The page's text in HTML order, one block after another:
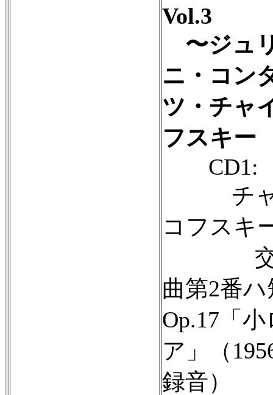
Vol.3
〜ジュ
ニ・コン
ツ・チャ
フスキー
CD1:
チャ
コフスキ
交
曲第2番
Op.17「
ア」（
録音）